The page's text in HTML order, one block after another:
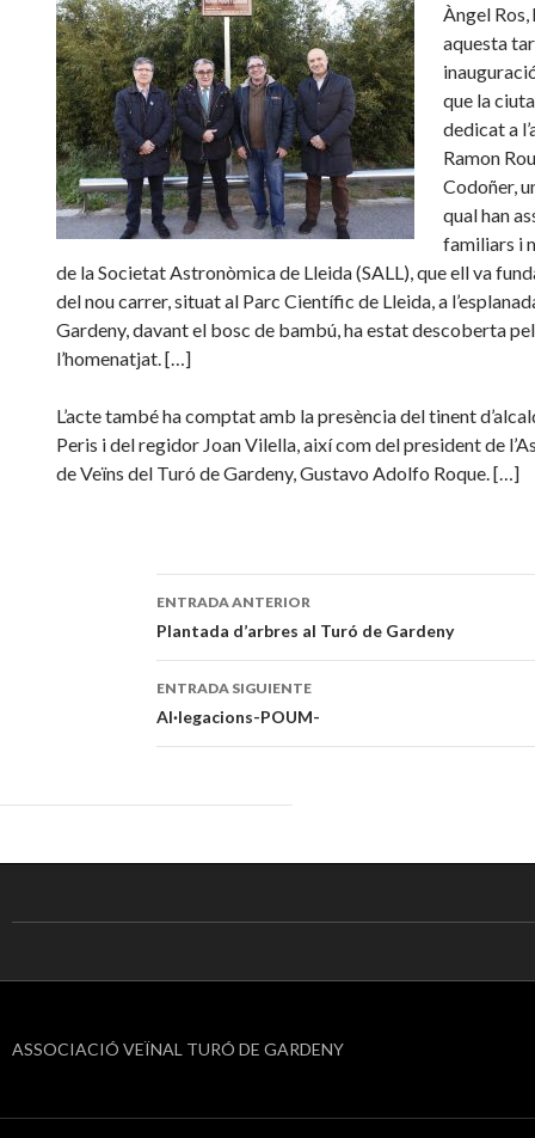
Àngel
aquesta
que la
dedicat a
Ramon
Codoñer,
qual han
familiars i
de la Societat Astronòmica de Lleida (SALL), que ell va
del nou carrer, situat al Parc Científic de Lleida, a
Gardeny, davant el bosc de bambú, ha estat descoberta
l’homenatjat. […]
L’acte també ha comptat amb la presència del tinent
Peris i del regidor Joan Vilella, així com del president de
de Veïns del Turó de Gardeny, Gustavo Adolfo Roque. […]
Navegación
de
entradas
ENTRADA ANTERIOR
Plantada d’arbres al Turó de Gardeny
ENTRADA SIGUIENTE
Al·legacions-POUM-
ASSOCIACIÓ VEÏNAL TURÓ DE GARDENY